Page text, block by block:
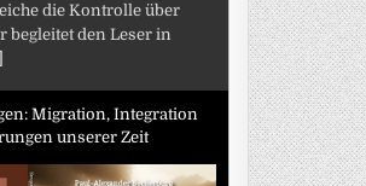
die Kontrolle über
begleitet den Leser in
Migration, Integration
unserer Zeit